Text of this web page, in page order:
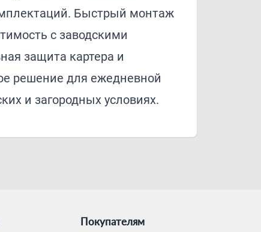
Быстрый монтаж
с заводскими
защита картера и
решение для ежедневной
и загородных условиях.
Покупателям